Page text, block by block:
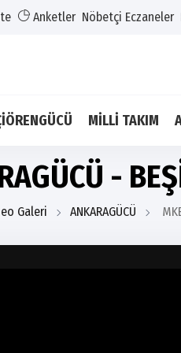
Anketler Nöbetçi Eczaneler
MİLLİ TAKIM
-
Galeri ANKARAGÜCÜ